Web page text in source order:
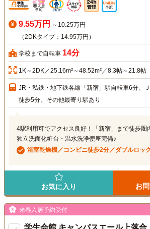
9.55万円 ～10.25万円
（2DKタイプ：14.95万円）
学校まで自転車 14分
1K～2DK／25.16m²～48.52m²／8.3帖～21.8帖
JR・私鉄・地下鉄各線「新宿」駅自転車6分、
徒歩5分、その他最寄り駅あり
4駅利用可でアクセス良好！「新宿」まで徒歩
独立洗面化粧台・温水洗浄便座完備♪
浴室乾燥機／コンビニ徒歩2分／ダブルロッ
お気に入り お
来春入居予約受付
学生会館 キャンパスエール上落合